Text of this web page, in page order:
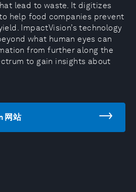
lead to waste. It digitizes
help food companies prevent
ImpactVision’s technology
what human eyes can
from further along the
to gain insights about
网站